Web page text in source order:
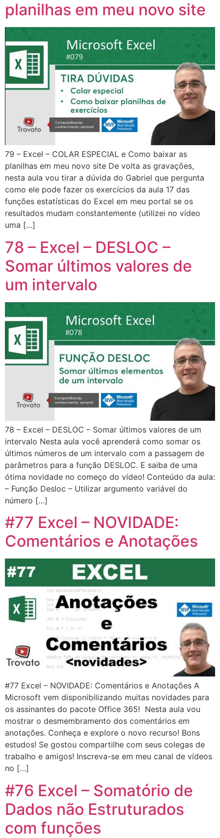
planilhas em meu novo site
79 – Excel – COLAR ESPECIAL e Como baixar as
planilhas em meu novo site De volta as gravações,
nesta aula vou tirar a dúvida do Gabriel que pergunta
como ele pode fazer os exercícios da aula 17 das
funções estatísticas do Excel em meu portal se os
resultados mudam constantemente (utilizei no vídeo
uma […]
78 – Excel – DESLOC –
Somar últimos valores de
um intervalo
78 – Excel – DESLOC – Somar últimos valores de um
intervalo Nesta aula você aprenderá como somar os
últimos números de um intervalo com a passagem de
parâmetros para a função DESLOC. E saiba de uma
ótima novidade no começo do vídeo! Conteúdo da aula:
– Função Desloc – Utilizar argumento variável do
número […]
#77 Excel – NOVIDADE:
Comentários e Anotações
#77 Excel – NOVIDADE: Comentários e Anotações A
Microsoft vem disponibilizando muitas novidades para
os assinantes do pacote Office 365! Nesta aula vou
mostrar o desmembramento dos comentários em
anotações. Conheça e explore o novo recurso! Bons
estudos! Se gostou compartilhe com seus colegas de
trabalho e amigos! Inscreva-se em meu canal de vídeos
no […]
#76 Excel – Somatório de
Dados não Estruturados
com funções